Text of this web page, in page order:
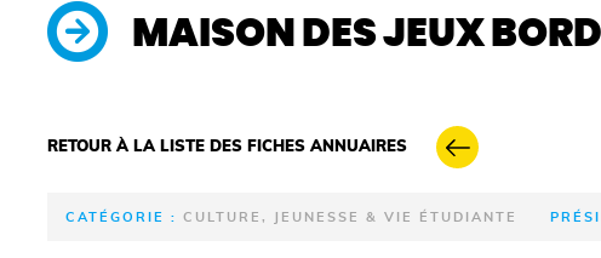
MAISON DES JEUX
RETOUR À LA LISTE DES FICHES ANNUAIRES
CATÉGORIE :CULTURE, JEUNESSE & VIE ÉTUDIANTE